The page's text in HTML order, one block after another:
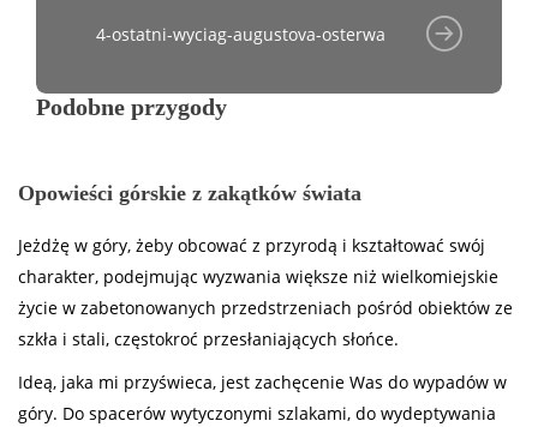
4-ostatni-wyciag-augustova-osterwa
Podobne przygody
Opowieści górskie z zakątków świata
Jeżdżę w góry, żeby obcować z przyrodą i kształtować swój
charakter, podejmując wyzwania większe niż wielkomiejskie
życie w zabetonowanych przedstrzeniach pośród obiektów ze
szkła i stali, częstokroć przesłaniających słońce.
Ideą, jaka mi przyświeca, jest zachęcenie Was do wypadów w
góry. Do spacerów wytyczonymi szlakami, do wydeptywania